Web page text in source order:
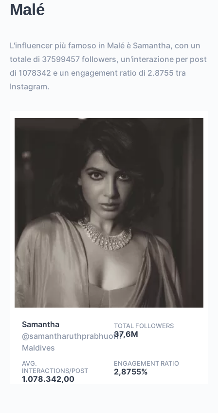
Malé
L'influencer più famoso in Malé è Samantha, con un
totale di 37599457 followers, un'interazione per post
di 1078342 e un engagement ratio di 2.8755 tra
Instagram.
Samantha
@samantharuthprabhuoffl
Maldives
TOTAL FOLLOWERS
37,6M
AVG.
INTERACTIONS/POST
1.078.342,00
ENGAGEMENT RATIO
2,8755%